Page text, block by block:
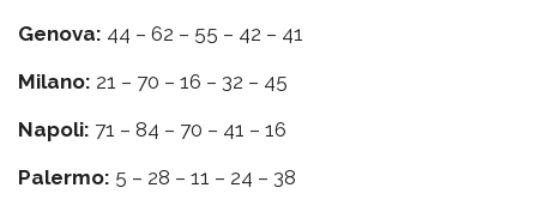
Genova: 44 – 62 – 55 – 42 – 41
Milano: 21 – 70 – 16 – 32 – 45
Napoli: 71 – 84 – 70 – 41 – 16
Palermo: 5 – 28 – 11 – 24 – 38